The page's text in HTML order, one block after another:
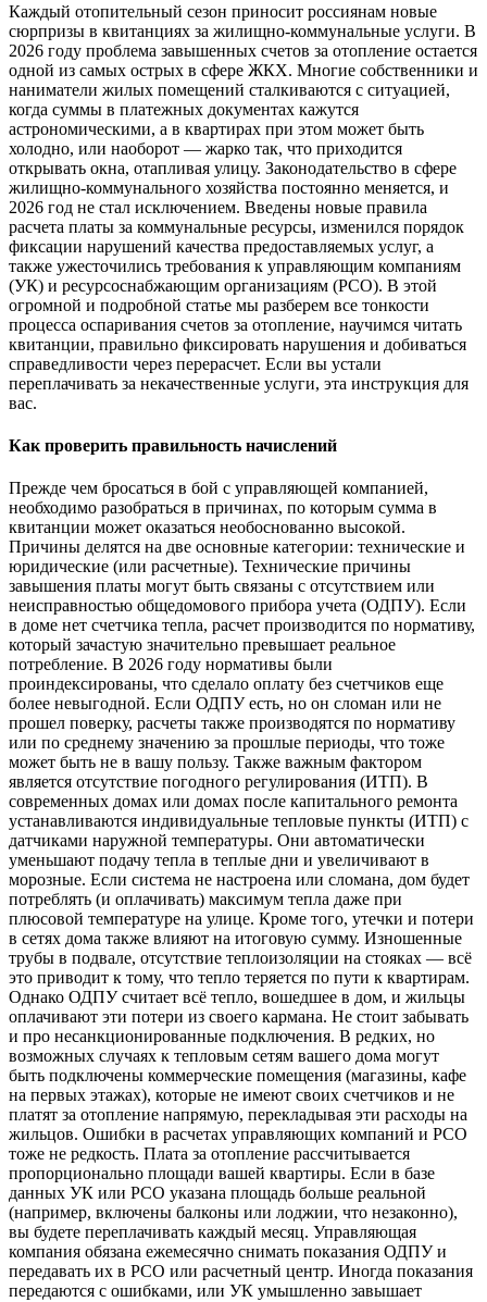
Каждый отопительный сезон приносит россиянам новые
сюрпризы в квитанциях за жилищно-коммунальные услуги. В
2026 году проблема завышенных счетов за отопление остается
одной из самых острых в сфере ЖКХ. Многие собственники и
наниматели жилых помещений сталкиваются с ситуацией,
когда суммы в платежных документах кажутся
астрономическими, а в квартирах при этом может быть
холодно, или наоборот — жарко так, что приходится
открывать окна, отапливая улицу. Законодательство в сфере
жилищно-коммунального хозяйства постоянно меняется, и
2026 год не стал исключением. Введены новые правила
расчета платы за коммунальные ресурсы, изменился порядок
фиксации нарушений качества предоставляемых услуг, а
также ужесточились требования к управляющим компаниям
(УК) и ресурсоснабжающим организациям (РСО). В этой
огромной и подробной статье мы разберем все тонкости
процесса оспаривания счетов за отопление, научимся читать
квитанции, правильно фиксировать нарушения и добиваться
справедливости через перерасчет. Если вы устали
переплачивать за некачественные услуги, эта инструкция для
вас.
Как проверить правильность начислений
Прежде чем бросаться в бой с управляющей компанией,
необходимо разобраться в причинах, по которым сумма в
квитанции может оказаться необоснованно высокой.
Причины делятся на две основные категории: технические и
юридические (или расчетные). Технические причины
завышения платы могут быть связаны с отсутствием или
неисправностью общедомового прибора учета (ОДПУ). Если
в доме нет счетчика тепла, расчет производится по нормативу,
который зачастую значительно превышает реальное
потребление. В 2026 году нормативы были
проиндексированы, что сделало оплату без счетчиков еще
более невыгодной. Если ОДПУ есть, но он сломан или не
прошел поверку, расчеты также производятся по нормативу
или по среднему значению за прошлые периоды, что тоже
может быть не в вашу пользу. Также важным фактором
является отсутствие погодного регулирования (ИТП). В
современных домах или домах после капитального ремонта
устанавливаются индивидуальные тепловые пункты (ИТП) с
датчиками наружной температуры. Они автоматически
уменьшают подачу тепла в теплые дни и увеличивают в
морозные. Если система не настроена или сломана, дом будет
потреблять (и оплачивать) максимум тепла даже при
плюсовой температуре на улице. Кроме того, утечки и потери
в сетях дома также влияют на итоговую сумму. Изношенные
трубы в подвале, отсутствие теплоизоляции на стояках — всё
это приводит к тому, что тепло теряется по пути к квартирам.
Однако ОДПУ считает всё тепло, вошедшее в дом, и жильцы
оплачивают эти потери из своего кармана. Не стоит забывать
и про несанкционированные подключения. В редких, но
возможных случаях к тепловым сетям вашего дома могут
быть подключены коммерческие помещения (магазины, кафе
на первых этажах), которые не имеют своих счетчиков и не
платят за отопление напрямую, перекладывая эти расходы на
жильцов. Ошибки в расчетах управляющих компаний и РСО
тоже не редкость. Плата за отопление рассчитывается
пропорционально площади вашей квартиры. Если в базе
данных УК или РСО указана площадь больше реальной
(например, включены балконы или лоджии, что незаконно),
вы будете переплачивать каждый месяц. Управляющая
компания обязана ежемесячно снимать показания ОДПУ и
передавать их в РСО или расчетный центр. Иногда показания
передаются с ошибками, или УК умышленно завышает